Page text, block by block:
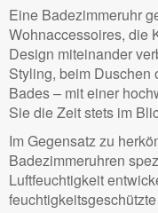
Eine Badezimmeruhr
Wohnaccessoires, die
Design miteinander
Styling, beim Duschen
Bades – mit einer
Sie die Zeit stets im
Im Gegensatz zu
Badezimmeruhren
Luftfeuchtigkeit